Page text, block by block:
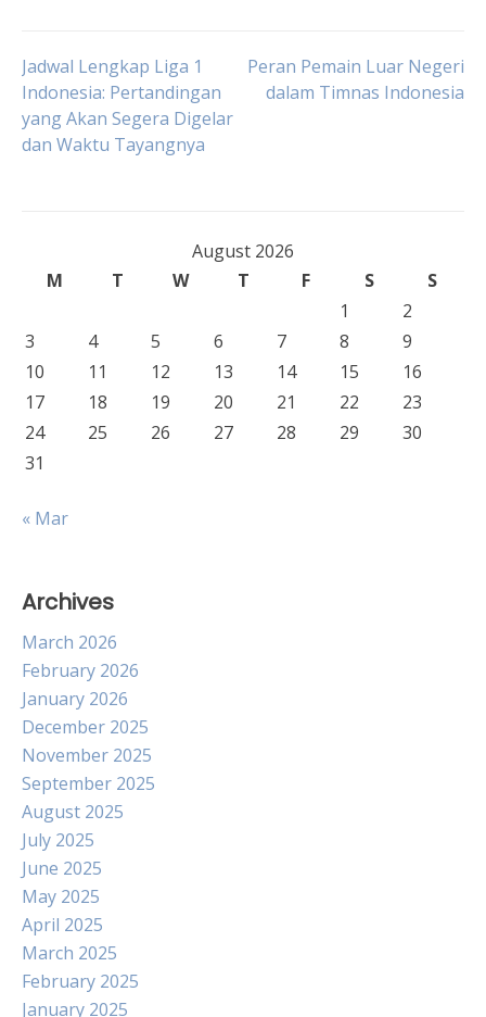
Post
navigation
Jadwal Lengkap Liga 1
Indonesia: Pertandingan
yang Akan Segera Digelar
dan Waktu Tayangnya
Peran Pemain Luar Negeri
dalam Timnas Indonesia
August 2026
M
T W T F S
S
1
2
3
4 5 6 7 8
9
10
11 12 13 14 15
16
17
18 19 20 21 22
23
24
25 26 27 28 29
30
31
« Mar
Archives
March 2026
February 2026
January 2026
December 2025
November 2025
September 2025
August 2025
July 2025
June 2025
May 2025
April 2025
March 2025
February 2025
January 2025